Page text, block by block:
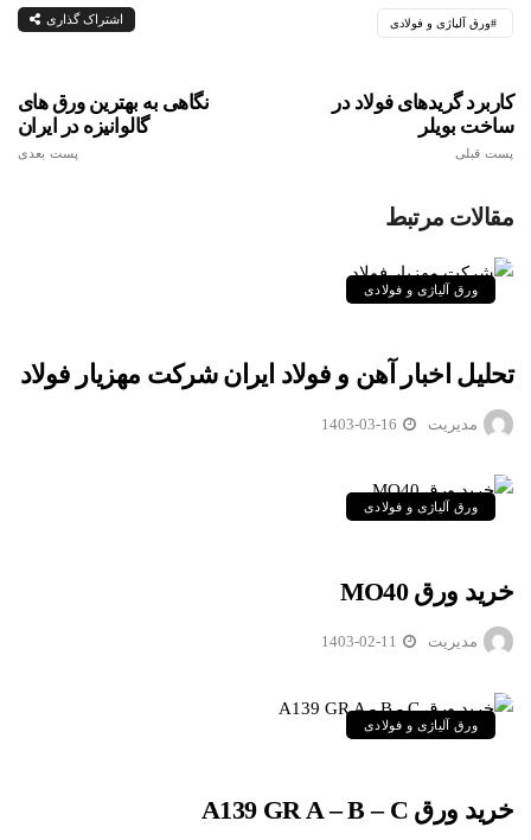
ورق آلیاژی و فولادی اشتراک گذاری
نگاهی به بهترین ورق های
گالوانیزه در ایران
پست بعدی
کاربرد گریدهای فولاد در
ساخت بویلر
پست قبلی
مقالات مرتبط
ورق آلیاژی و فولادی
تحلیل اخبار آهن و فولاد ایران شرکت مهزیار فولاد
مدیریت 1403-03-16
ورق آلیاژی و فولادی
خرید ورق MO40
مدیریت 1403-02-11
ورق آلیاژی و فولادی
خرید ورق A139 GR A – B – C